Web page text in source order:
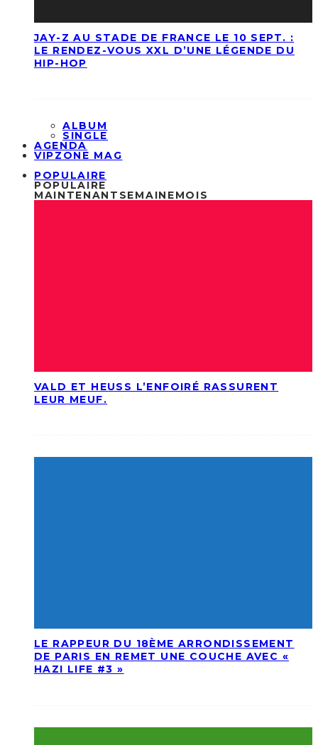
JAY-Z AU STADE DE FRANCE LE 10 SEPT. :
LE RENDEZ-VOUS XXL D’UNE LÉGENDE DU
HIP-HOP
ALBUM
SINGLE
AGENDA
VIPZONE MAG
POPULAIRE
POPULAIRE
MAINTENANT SEMAINEMOIS
VALD ET HEUSS L’ENFOIRÉ RASSURENT
LEUR MEUF.
LE RAPPEUR DU 18ÈME ARRONDISSEMENT
DE PARIS EN REMET UNE COUCHE AVEC «
HAZI LIFE #3 »